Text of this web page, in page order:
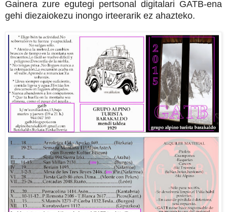
Gainera zure egutegi pertsonal digitalari GATB-ena
gehi diezaiokezu inongo irteerarik ez ahazteko.